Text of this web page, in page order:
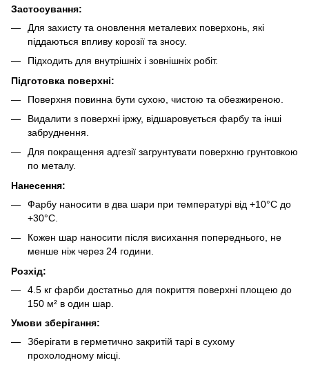
Застосування:
Для захисту та оновлення металевих поверхонь, які
піддаються впливу корозії та зносу.
Підходить для внутрішніх і зовнішніх робіт.
Підготовка поверхні:
Поверхня повинна бути сухою, чистою та обезжиреною.
Видалити з поверхні іржу, відшаровується фарбу та інші
забруднення.
Для покращення адгезії загрунтувати поверхню грунтовкою
по металу.
Нанесення:
Фарбу наносити в два шари при температурі від +10°C до
+30°C.
Кожен шар наносити після висихання попереднього, не
менше ніж через 24 години.
Розхід:
4.5 кг фарби достатньо для покриття поверхні площею до
150 м² в один шар.
Умови зберігання:
Зберігати в герметично закритій тарі в сухому
прохолодному місці.